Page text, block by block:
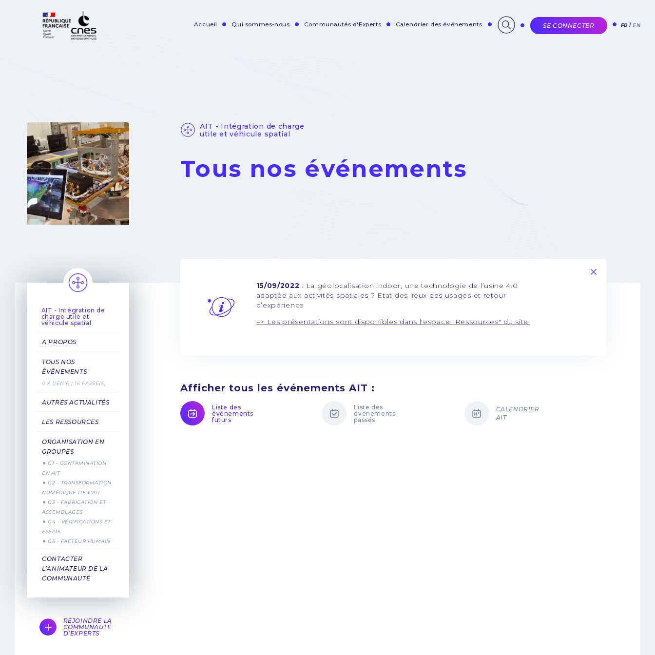
Accueil Qui sommes-nous Communautés d'Experts Calendrier des événements SE CONNECTER FR EN
AIT - Intégration de charge
utile et véhicule spatial
Tous nos événements
AIT - Intégration de
charge utile et
véhicule spatial
A PROPOS
TOUS NOS
ÉVÉNEMENTS
0 À VENIR | 16 PASSÉ(S)
AUTRES ACTUALITÉS
LES RESSOURCES
ORGANISATION EN
GROUPES
G1 - CONTAMINATION
EN AIT
G2 - TRANSFORMATION
NUMÉRIQUE DE L'AIT
G3 - FABRICATION ET
ASSEMBLAGES
G4 - VÉRIFICATIONS ET
ESSAIS
G5 - FACTEUR HUMAIN
CONTACTER
L’ANIMATEUR DE LA
COMMUNAUTÉ
REJOINDRE LA
COMMUNAUTÉ
D‘EXPERTS
15/09/2022 : La géolocalisation indoor, une technologie de l’usine 4.0
adaptée aux activités spatiales ? Etat des lieux des usages et retour
d’expérience
=> Les présentations sont disponibles dans l'espace "Ressources" du site.
Afficher tous les événements AIT :
Liste des
événements
futurs
Liste des
événements
passés
CALENDRIER
AIT